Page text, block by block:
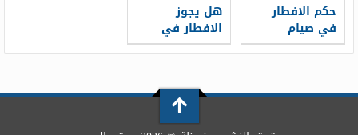
حكم الافطار
في صيام
عاشوراء
هل يجوز
الافطار في
صيام عاشوراء